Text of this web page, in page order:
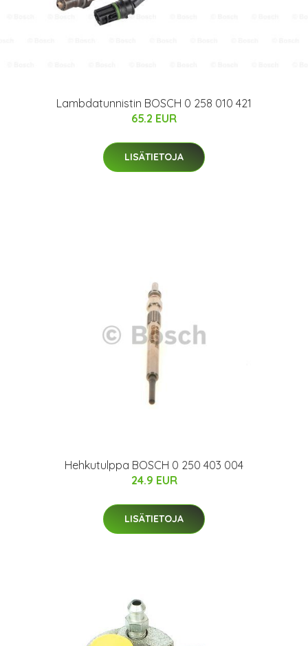
Lambdatunnistin BOSCH 0 258 010 421
65.2 EUR
LISÄTIETOJA
Hehkutulppa BOSCH 0 250 403 004
24.9 EUR
LISÄTIETOJA